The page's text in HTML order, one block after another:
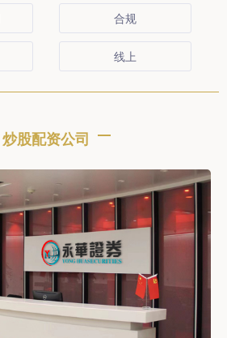
合规
线上
炒股配资公司